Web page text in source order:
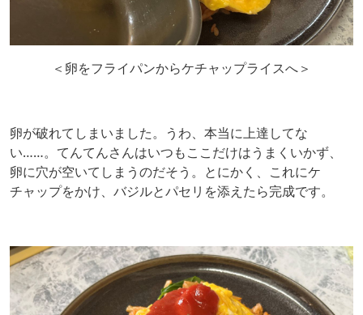
＜卵をフライパンからケチャップライスへ＞
卵が破れてしまいました。うわ、本当に上達してな
い……。てんてんさんはいつもここだけはうまくいかず、
卵に穴が空いてしまうのだそう。とにかく、これにケ
チャップをかけ、バジルとパセリを添えたら完成です。